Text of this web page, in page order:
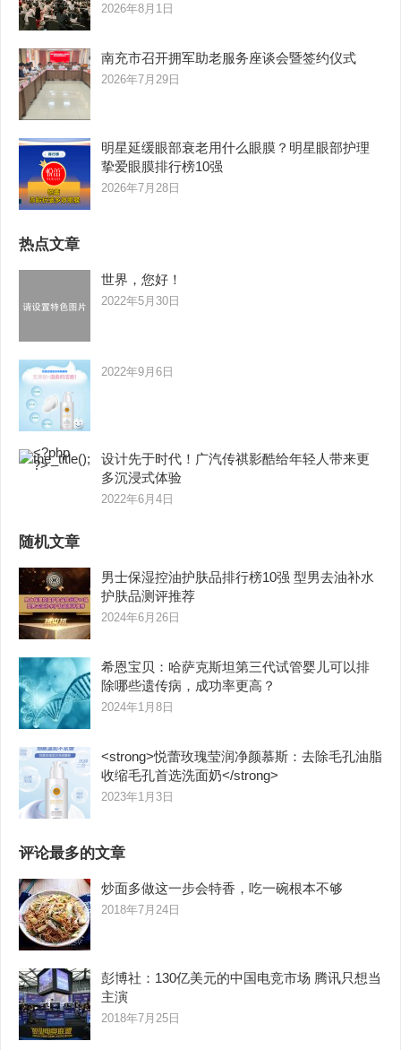
2026年8月1日
南充市召开拥军助老服务座谈会暨签约仪式
2026年7月29日
明星延缓眼部衰老用什么眼膜？明星眼部护理
挚爱眼膜排行榜10强
2026年7月28日
热点文章
世界，您好！
2022年5月30日
2022年9月6日
设计先于时代！广汽传祺影酷给年轻人带来更
多沉浸式体验
2022年6月4日
随机文章
男士保湿控油护肤品排行榜10强 型男去油补水
护肤品测评推荐
2024年6月26日
希恩宝贝：哈萨克斯坦第三代试管婴儿可以排
除哪些遗传病，成功率更高？
2024年1月8日
<strong>悦蕾玫瑰莹润净颜慕斯：去除毛孔油脂
收缩毛孔首选洗面奶</strong>
2023年1月3日
评论最多的文章
炒面多做这一步会特香，吃一碗根本不够
2018年7月24日
彭博社：130亿美元的中国电竞市场 腾讯只想当
主演
2018年7月25日